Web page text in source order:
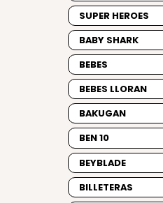
SUPER HEROES
BABY SHARK
BEBES
BEBES LLORAN
BAKUGAN
BEN 10
BEYBLADE
BILLETERAS